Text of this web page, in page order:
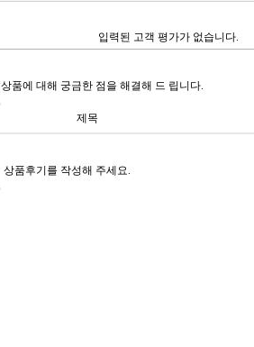
입력된 고객 평가가 없습니다.
상품에 대해 궁금한 점을 해결해 드 립니다.
제목
상품후기를 작성해 주세요.